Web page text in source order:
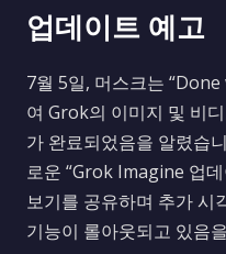
업데이트 예고
7월 5일, 머스크는
여 Grok의 이미지 및 비
가 완료되었음을 알렸습
로운 “Grok Imagine 업
보기를 공유하며 추가 시
기능이 롤아웃되고 있음